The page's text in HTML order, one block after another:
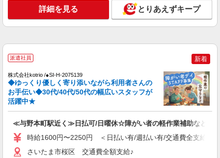
30,000円 ・役職手当：10,000〜70,000円 ・処遇改
善手当：20,000〜60,000円（勤続年数、保有資格
手当として別途支給 下記資格をお持ちの方歓迎 ・
西浦和
職業紹介
株式会社kotrio /●SW-S-2114259
NEW
＜西浦和駅＞未経験歓迎！サ高住パートスタ
ッフ◎資格取得支援
時給1550円〜2312円 ＜交通費全支給(ガソリ
キープ 詳細を見る
詳細を見る とりあえずキープ
派遣社員 新着
株式会社kotrio /●SI-H-2075139
◆ゆっくり優しく寄り添いながら利用者さんの
お手伝い◆30代/40代/50代の幅広いスタッフが
活躍中★
≪与野本町駅近く≫日払可/日曜休☆障がい者の軽作業補助など
時給1600円〜2250円 ＜日払い有/週払い有/交通費全支給(ガ
さいたま市桜区 交通費全額支給♪